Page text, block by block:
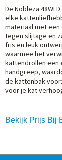
De Nobleza
elke
materiaal met
tegen slijtage en
fris en leuk
waarmee het
kattendrollen een
handgreep,
de kattenbak
voor je kat
Bekijk Prijs Bij